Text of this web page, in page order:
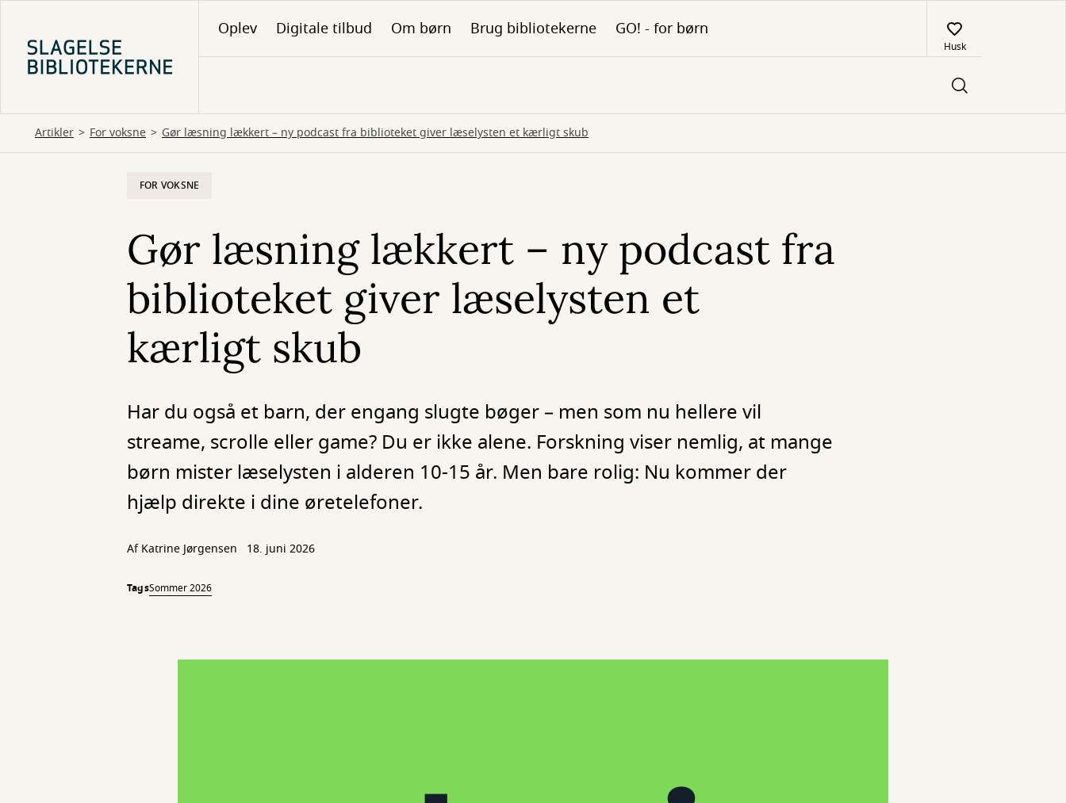
hovedindhold
Oplev Digitale tilbud Om børn Brug bibliotekerne GO! - for børn
Husk
Artikler For voksne Gør læsning lækkert – ny podcast fra biblioteket giver læselysten et kærligt skub
FOR VOKSNE
Gør læsning lækkert – ny podcast fra
biblioteket giver læselysten et
kærligt skub
Har du også et barn, der engang slugte bøger – men som nu hellere vil
streame, scrolle eller game? Du er ikke alene. Forskning viser nemlig, at mange
børn mister læselysten i alderen 10-15 år. Men bare rolig: Nu kommer der
hjælp direkte i dine øretelefoner.
AfKatrine Jørgensen 18. juni 2026
TagsSommer 2026